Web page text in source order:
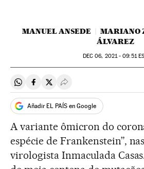
MANUEL ANSEDE MARIANO
ÁLVAREZ
DEC 06, 2021 - 09:51
Compartir en Whatsapp
Compartir en Facebook
Compartir en Twitter
Desplegar Redes
Añadir EL PAÍS en Google
A variante ômicron do
espécie de Frankenstein”,
virologista Inmaculada